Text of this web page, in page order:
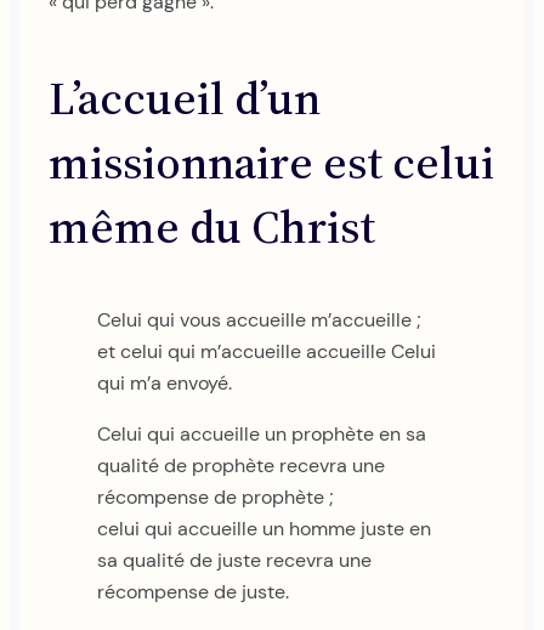
L’accueil d’un
missionnaire est celui
même du Christ
Celui qui vous accueille m’accueille ;
et celui qui m’accueille accueille Celui
qui m’a envoyé.
Celui qui accueille un prophète en sa
qualité de prophète recevra une
récompense de prophète ;
celui qui accueille un homme juste en
sa qualité de juste recevra une
récompense de juste.